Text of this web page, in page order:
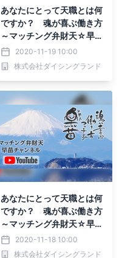
あなたにとって天職とは何
ですか？ 魂が喜ぶ働き方
～マッチング弁財天☆早
苗チャンネル～
2020-11-19 10:00
株式会社ダイシングランド
あなたにとって天職とは何
ですか？ 魂が喜ぶ働き方
～マッチング弁財天☆早
苗チャンネル～
2020-11-18 10:00
株式会社ダイシングランド